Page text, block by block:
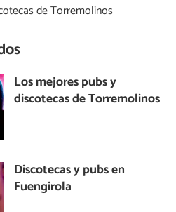
de Torremolinos
Los mejores pubs y
discotecas de Torremolinos
Discotecas y pubs en
Fuengirola